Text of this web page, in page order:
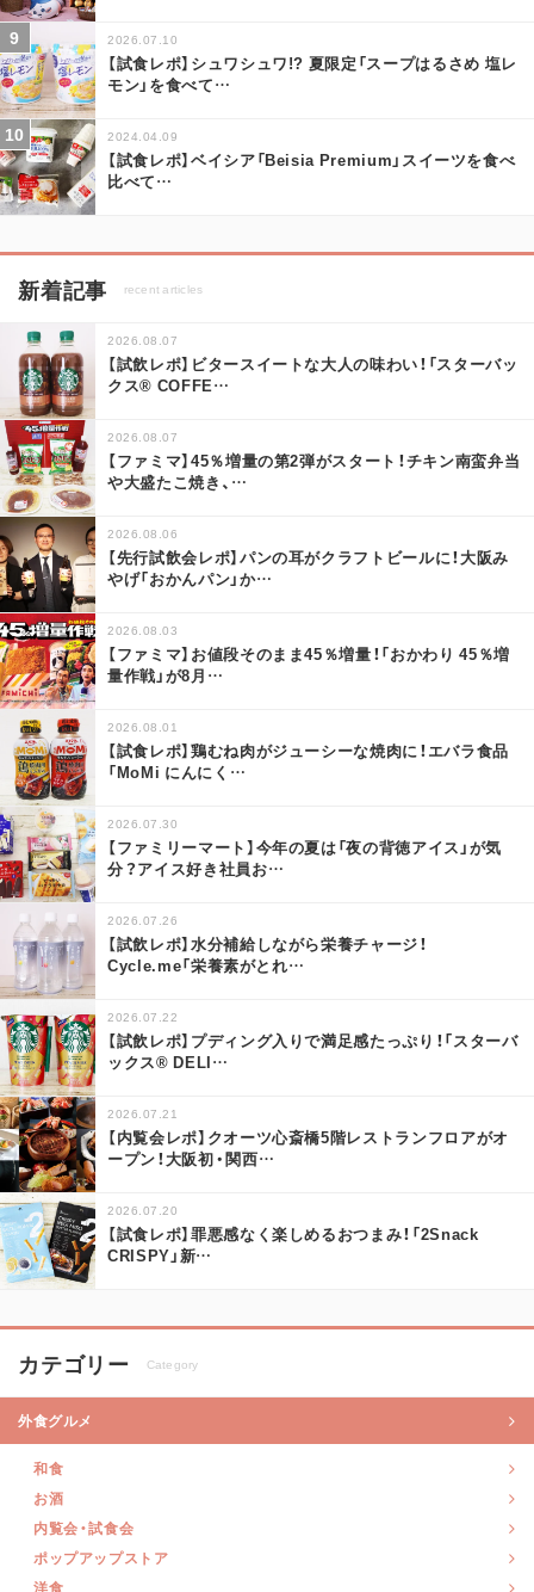
2026.07.10
【試食レポ】シュワシュワ!? 夏限定「スープはるさめ 塩レ
モン」を食べて…
2024.04.09
【試食レポ】ベイシア「Beisia Premium」スイーツを食べ
比べて…
新着記事 recent articles
2026.08.07
【試飲レポ】ビタースイートな大人の味わい！「スターバッ
クス® COFFE…
2026.08.07
【ファミマ】45％増量の第2弾がスタート！チキン南蛮弁当
や大盛たこ焼き、 …
2026.08.06
【先行試飲会レポ】パンの耳がクラフトビールに！大阪み
やげ「おかんパン」か…
2026.08.03
【ファミマ】お値段そのまま45％増量！「おかわり 45％増
量作戦」が8月 …
2026.08.01
【試食レポ】鶏むね肉がジューシーな焼肉に！エバラ食品
「MoMi にんにく …
2026.07.30
【ファミリーマート】今年の夏は「夜の背徳アイス」が気
分？アイス好き社員お…
2026.07.26
【試飲レポ】水分補給しながら栄養チャージ！
Cycle.me「栄養素がとれ…
2026.07.22
【試飲レポ】プディング入りで満足感たっぷり！「スターバ
ックス® DELI…
2026.07.21
【内覧会レポ】クオーツ心斎橋5階レストランフロアがオ
ープン！大阪初・関西…
2026.07.20
【試食レポ】罪悪感なく楽しめるおつまみ！「2Snack
CRISPY」新…
カテゴリー Category
外食グルメ
和食
お酒
内覧会・試食会
ポップアップストア
洋食